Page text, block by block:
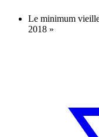
Le minimum
2018 »